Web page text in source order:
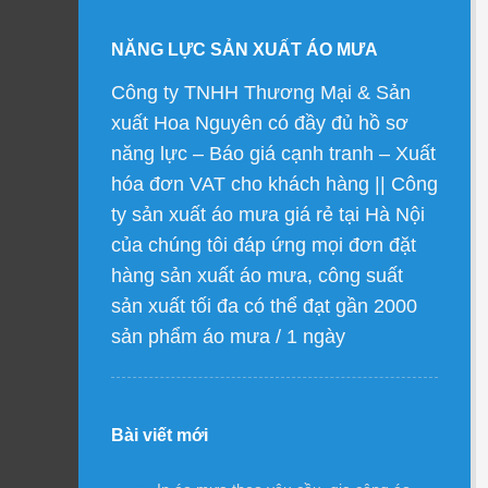
NĂNG LỰC SẢN XUẤT ÁO MƯA
Công ty TNHH Thương Mại & Sản
xuất Hoa Nguyên có đầy đủ hồ sơ
năng lực – Báo giá cạnh tranh – Xuất
hóa đơn VAT cho khách hàng || Công
ty sản xuất áo mưa giá rẻ tại Hà Nội
của chúng tôi đáp ứng mọi đơn đặt
hàng sản xuất áo mưa, công suất
sản xuất tối đa có thể đạt gần 2000
sản phẩm áo mưa / 1 ngày
Bài viết mới